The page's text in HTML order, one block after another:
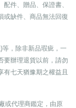
件、贈品、保證書、
或缺件、商品無法回復
)等，除非新品瑕疵，一
要辦理退貨以前，請勿
有七天猶豫期之權益且
或代理商鑑定，由原